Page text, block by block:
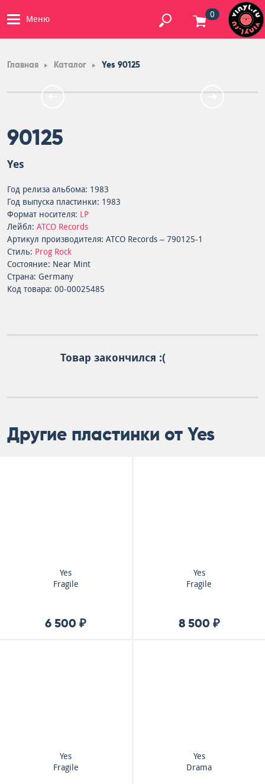
Меню 0
Главная Каталог Yes 90125
90125
Yes
Год релиза альбома: 1983
Год выпуска пластинки: 1983
Формат носителя: LP
Лейбл: ATCO Records
Артикул производителя: ATCO Records – 790125-1
Стиль: Prog Rock
Состояние: Near Mint
Страна: Germany
Код товара: 00-00025485
Товар закончился :(
Другие пластинки от Yes
Yes
Fragile
6 500 ₽
Yes
Fragile
8 500 ₽
Yes
Fragile
Yes
Drama